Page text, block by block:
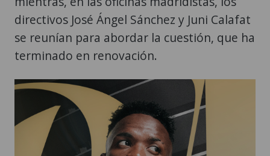
directivos José Ángel Sánchez y Juni Calafat
se reunían para abordar la cuestión, que ha
terminado en renovación.